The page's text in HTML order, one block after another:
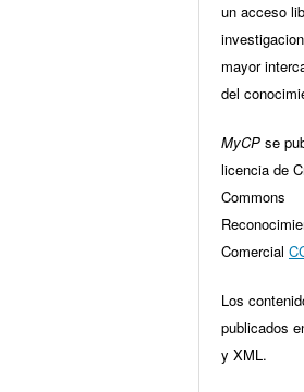
un acceso
mayor
del
MyCP se
licencia de
Commons
Comercial
Los
publicados
y XML.